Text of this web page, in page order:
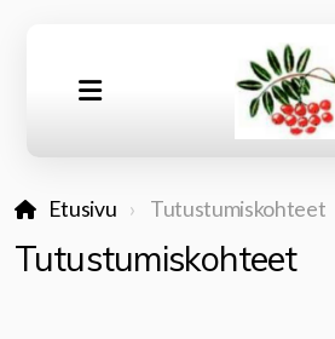
Etusivu Tutustumiskohteet
Tutustumiskohteet